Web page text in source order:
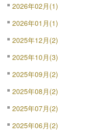
2026年02月(1)
2026年01月(1)
2025年12月(2)
2025年10月(3)
2025年09月(2)
2025年08月(2)
2025年07月(2)
2025年06月(2)